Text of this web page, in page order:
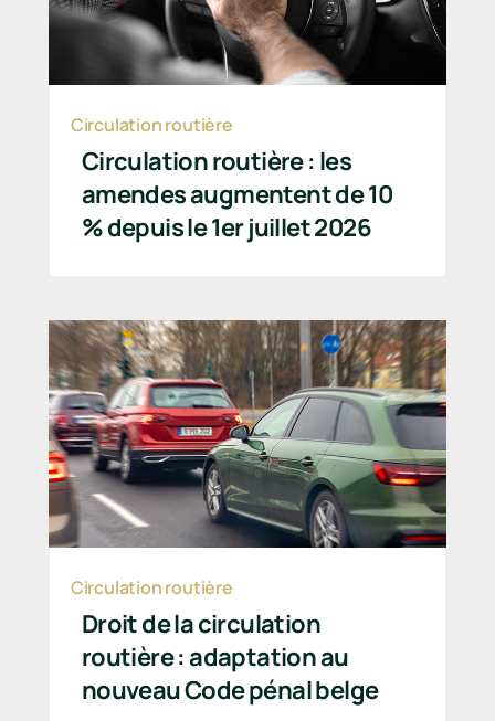
Circulation routière : les
amendes augmentent de 10
% depuis le 1er juillet 2026
Circulation routière
Droit de la circulation
routière : adaptation au
nouveau Code pénal belge
Circulation routière